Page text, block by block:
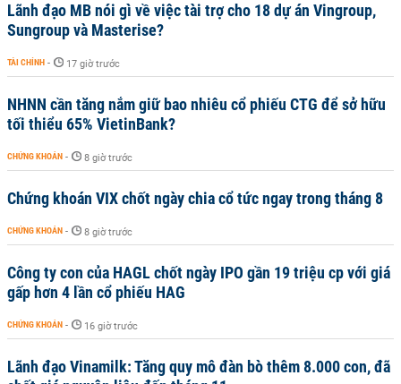
Lãnh đạo MB nói gì về việc tài trợ cho 18 dự án Vingroup,
Sungroup và Masterise?
TÀI CHÍNH - 17 giờ trước
NHNN cần tăng nắm giữ bao nhiêu cổ phiếu CTG để sở hữu
tối thiểu 65% VietinBank?
CHỨNG KHOÁN - 8 giờ trước
Chứng khoán VIX chốt ngày chia cổ tức ngay trong tháng 8
CHỨNG KHOÁN - 8 giờ trước
Công ty con của HAGL chốt ngày IPO gần 19 triệu cp với giá
gấp hơn 4 lần cổ phiếu HAG
CHỨNG KHOÁN - 16 giờ trước
Lãnh đạo Vinamilk: Tăng quy mô đàn bò thêm 8.000 con, đã